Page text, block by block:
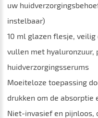
uw
instelbaar)
10 ml glazen flesje,
vullen met hyaluronzuur,
huidverzorgingsserums
Moeiteloze toepassing
drukken om de
Niet-invasief en pijnloos,